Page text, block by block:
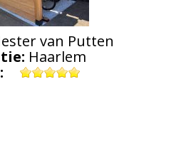
van Putten
Haarlem